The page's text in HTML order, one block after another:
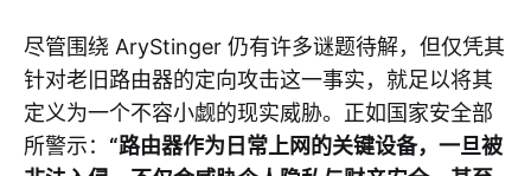
尽管围绕 AryStinger 仍有许多谜题待解，但仅凭其
针对老旧路由器的定向攻击这一事实，就足以将其
定义为一个不容小觑的现实威胁。正如国家安全部
所警示： “路由器作为日常上网的关键设备，一旦被